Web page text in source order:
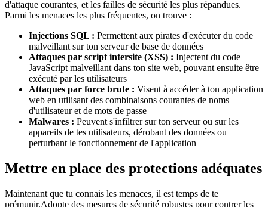
d'attaque courantes, et les failles de sécurité les plus répandues.
Parmi les menaces les plus fréquentes, on trouve :
Injections SQL : Permettent aux pirates d'exécuter du code
malveillant sur ton serveur de base de données
Attaques par script intersite (XSS) : Injectent du code
JavaScript malveillant dans ton site web, pouvant ensuite être
exécuté par les utilisateurs
Attaques par force brute : Visent à accéder à ton application
web en utilisant des combinaisons courantes de noms
d'utilisateur et de mots de passe
Malwares : Peuvent s'infiltrer sur ton serveur ou sur les
appareils de tes utilisateurs, dérobant des données ou
perturbant le fonctionnement de l'application
Mettre en place des protections adéquates
Maintenant que tu connais les menaces, il est temps de te
prémunir.Adopte des mesures de sécurité robustes pour contrer les